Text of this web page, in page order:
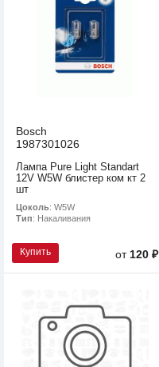
Bosch
1987301026
Лампа Pure Light Standart
12V W5W блистер ком кт 2
шт
Цоколь: W5W
Тип: Накаливания
Купить от 120 ₽